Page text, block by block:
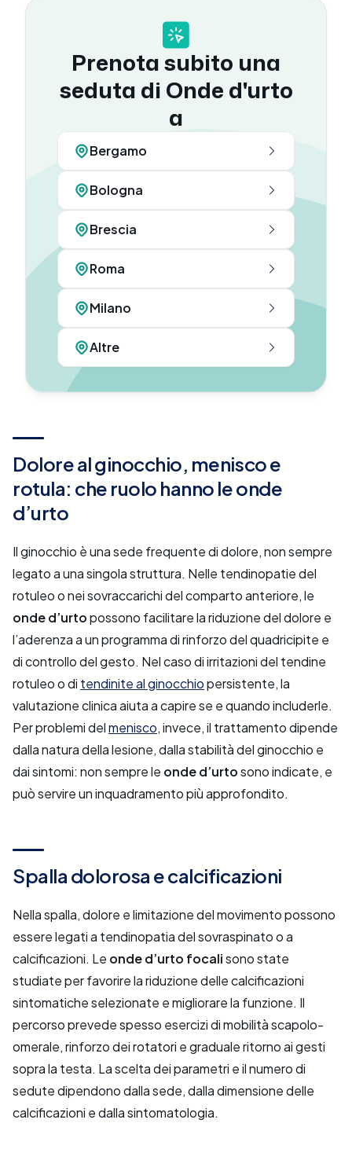
Prenota subito una
seduta di Onde d'urto
a
Bergamo
Bologna
Brescia
Roma
Milano
Altre
Dolore al ginocchio, menisco e
rotula: che ruolo hanno le onde
d’urto
Il ginocchio è una sede frequente di dolore, non sempre
legato a una singola struttura. Nelle tendinopatie del
rotuleo o nei sovraccarichi del comparto anteriore, le
onde d’urtopossono facilitare la riduzione del dolore e
l’aderenza a un programma di rinforzo del quadricipite e
di controllo del gesto. Nel caso di irritazioni del tendine
rotuleo o di tendinite al ginocchiopersistente, la
valutazione clinica aiuta a capire se e quando includerle.
Per problemi delmenisco, invece, il trattamento dipende
dalla natura della lesione, dalla stabilità del ginocchio e
dai sintomi: non sempre le onde d’urtosono indicate, e
può servire un inquadramento più approfondito.
Spalla dolorosa e calcificazioni
Nella spalla, dolore e limitazione del movimento possono
essere legati a tendinopatia del sovraspinato o a
calcificazioni. Le onde d’urto focalisono state
studiate per favorire la riduzione delle calcificazioni
sintomatiche selezionate e migliorare la funzione. Il
percorso prevede spesso esercizi di mobilità scapolo-
omerale, rinforzo dei rotatori e graduale ritorno ai gesti
sopra la testa. La scelta dei parametri e il numero di
sedute dipendono dalla sede, dalla dimensione delle
calcificazioni e dalla sintomatologia.